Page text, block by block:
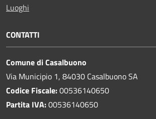
Luoghi
CONTATTI
Comune di Casalbuono
Via Municipio 1, 84030 Casalbuono SA
Codice Fiscale:00536140650
Partita IVA:00536140650